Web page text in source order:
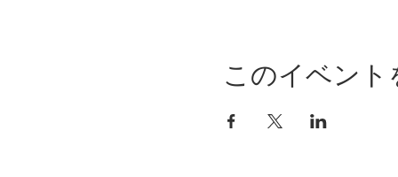
このイベン